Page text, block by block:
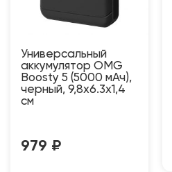
Универсальный
аккумулятор OMG
Boosty 5 (5000 мАч),
черный, 9,8х6.3х1,4
см
979 ₽